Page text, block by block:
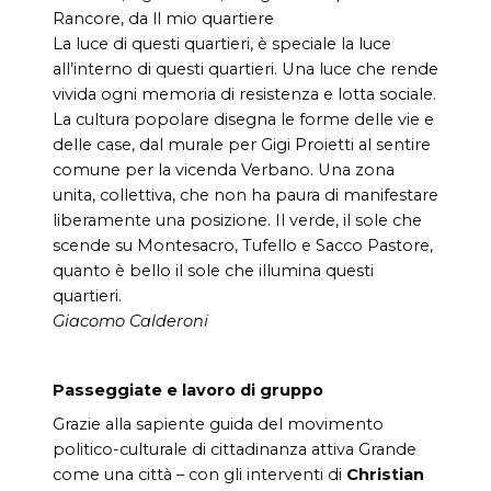
Rancore, da ll mio quartiere
La luce di questi quartieri, è speciale la luce
all’interno di questi quartieri. Una luce che rende
vivida ogni memoria di resistenza e lotta sociale.
La cultura popolare disegna le forme delle vie e
delle case, dal murale per Gigi Proietti al sentire
comune per la vicenda Verbano. Una zona
unita, collettiva, che non ha paura di manifestare
liberamente una posizione. Il verde, il sole che
scende su Montesacro, Tufello e Sacco Pastore,
quanto è bello il sole che illumina questi
quartieri.
Giacomo Calderoni
Passeggiate e lavoro di gruppo
Grazie alla sapiente guida del movimento
politico-culturale di cittadinanza attiva Grande
come una città – con gli interventi di Christian